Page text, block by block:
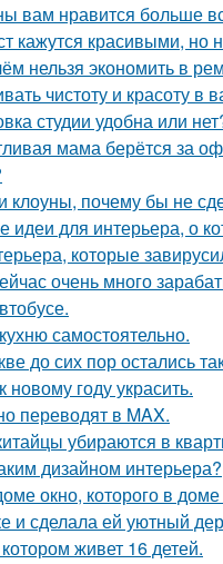
вам нравится больше
кажутся красивыми, но
нельзя экономить в
чистоту и красоту в
студии удобна или
мама берётся за
клоуны, почему бы не
для интерьера, о
которые
очень много
самостоятельно.
до сих пор остались
году украсить.
переводят в MAX.
убираются в
дизайном интерьера?
окно, которого в
и сделала ей уютный
живет 16 детей.